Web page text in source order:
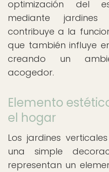
optimización del
mediante
contribuye a la
que también influye
creando un
acogedor.
Elemento
el hogar
Los jardines
una simple
representan un